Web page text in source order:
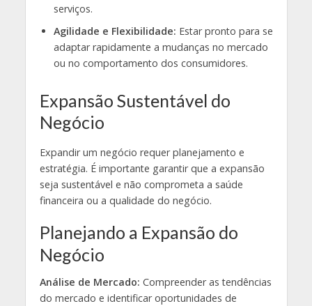
serviços.
Agilidade e Flexibilidade: Estar pronto para se
adaptar rapidamente a mudanças no mercado
ou no comportamento dos consumidores.
Expansão Sustentável do
Negócio
Expandir um negócio requer planejamento e
estratégia. É importante garantir que a expansão
seja sustentável e não comprometa a saúde
financeira ou a qualidade do negócio.
Planejando a Expansão do
Negócio
Análise de Mercado: Compreender as tendências
do mercado e identificar oportunidades de